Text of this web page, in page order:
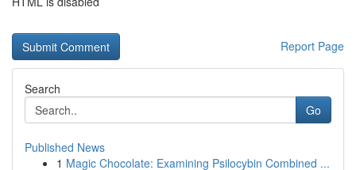
Report Page
Search
Go
Published News
1 Magic Chocolate: Examining Psilocybin Combined ...